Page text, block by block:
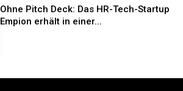
Ohne Pitch Deck: Das HR-Tech-Startup
Empion erhält in einer...